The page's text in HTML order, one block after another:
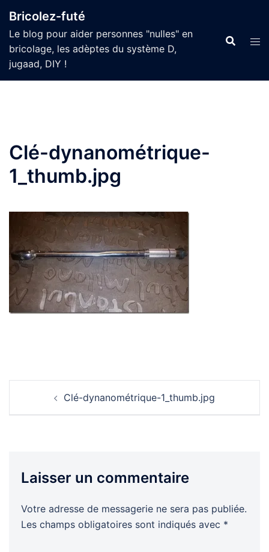
au
contenu
Bricolez-futé
Le blog pour aider personnes "nulles" en
bricolage, les adèptes du système D,
jugaad, DIY !
Clé-dynanométrique-
1_thumb.jpg
d’article Clé-dynanométrique-1_thumb.jpg
Laisser un commentaire
Votre adresse de messagerie ne sera pas publiée.
Les champs obligatoires sont indiqués avec *